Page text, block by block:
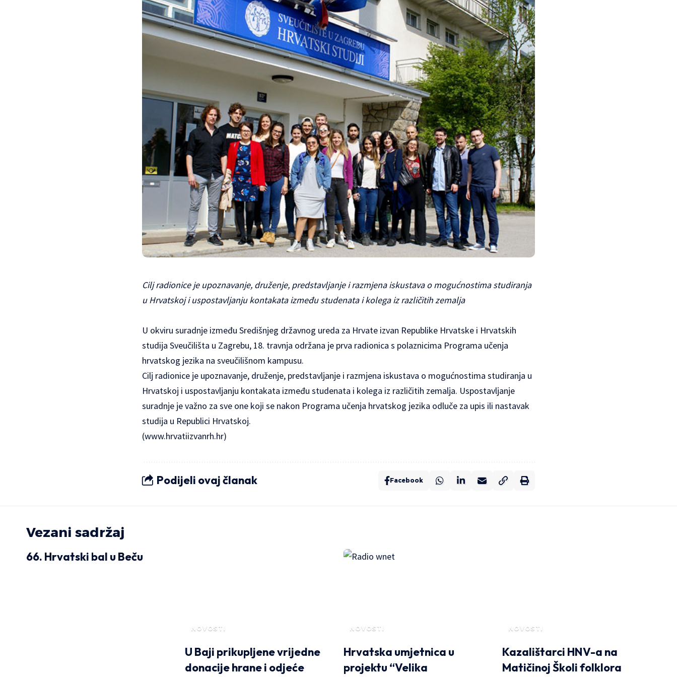
Cilj radionice je upoznavanje, druženje, predstavljanje i razmjena iskustava o mogućnostima studiranja
u Hrvatskoj i uspostavljanju kontakata između studenata i kolega iz različitih zemalja
U okviru suradnje između Središnjeg državnog ureda za Hrvate izvan Republike Hrvatske i Hrvatskih
studija Sveučilišta u Zagrebu, 18. travnja održana je prva radionica s polaznicima Programa učenja
hrvatskog jezika na sveučilišnom kampusu.
Cilj radionice je upoznavanje, druženje, predstavljanje i razmjena iskustava o mogućnostima studiranja u
Hrvatskoj i uspostavljanju kontakata između studenata i kolega iz različitih zemalja. Uspostavljanje
suradnje je važno za sve one koji se nakon Programa učenja hrvatskog jezika odluče za upis ili nastavak
studija u Republici Hrvatskoj.
(www.hrvatiizvanrh.hr)
Podijeli ovaj članak Facebook
Vezani sadržaj
66. Hrvatski bal u Beču
NOVOSTI
U Baji prikupljene vrijedne
donacije hrane i odjeće
NOVOSTI
Hrvatska umjetnica u
projektu “Velika
NOVOSTI
Kazalištarci HNV-a na
Matičinoj Školi folklora